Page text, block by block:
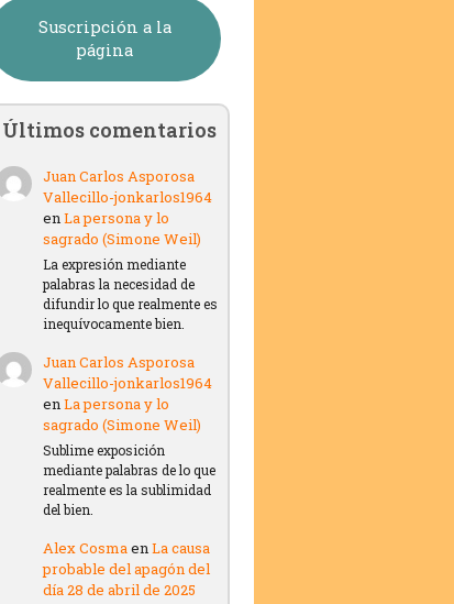
Suscripción a la
página
Últimos comentarios
Juan Carlos Asporosa
Vallecillo-jonkarlos1964
enLa persona y lo
sagrado (Simone Weil)
La expresión mediante
palabras la necesidad de
difundir lo que realmente es
inequívocamente bien.
Juan Carlos Asporosa
Vallecillo-jonkarlos1964
enLa persona y lo
sagrado (Simone Weil)
Sublime exposición
mediante palabras de lo que
realmente es la sublimidad
del bien.
Alex CosmaenLa causa
probable del apagón del
día 28 de abril de 2025